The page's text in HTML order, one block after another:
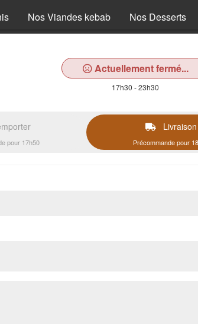
Nos Viandes kebab Nos Desserts
Actuellement fermé...
17h30 - 23h30
pour 17h50
Livraison
Précommande pour